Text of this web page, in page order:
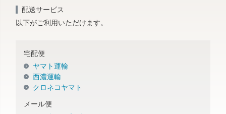
配送サービス
以下がご利用いただけます。
宅配便
ヤマト運輸
西濃運輸
クロネコヤマト
メール便